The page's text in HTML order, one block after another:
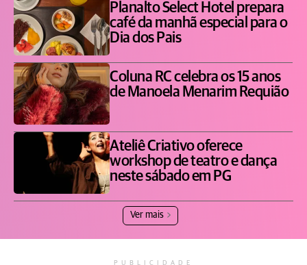
Planalto Select Hotel prepara
café da manhã especial para o
Dia dos Pais
Coluna RC celebra os 15 anos
de Manoela Menarim Requião
Ateliê Criativo oferece
workshop de teatro e dança
neste sábado em PG
Ver mais
PUBLICIDADE